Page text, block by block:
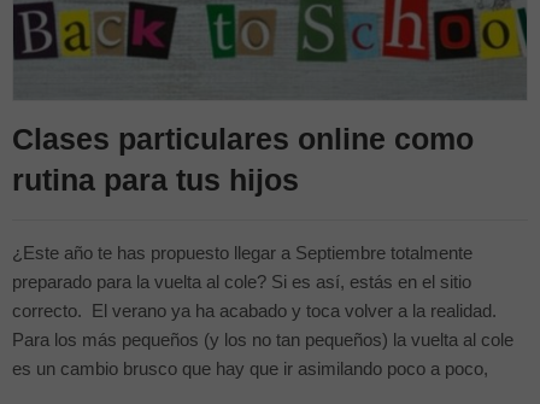
Clases particulares online como
rutina para tus hijos
¿Este año te has propuesto llegar a Septiembre totalmente
preparado para la vuelta al cole? Si es así, estás en el sitio
correcto. El verano ya ha acabado y toca volver a la realidad.
Para los más pequeños (y los no tan pequeños) la vuelta al cole
es un cambio brusco que hay que ir asimilando poco a poco,